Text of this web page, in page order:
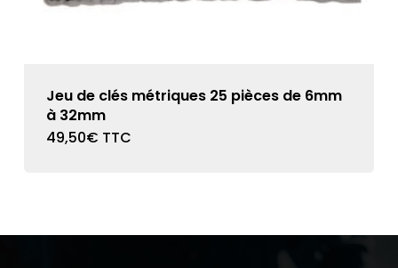
Jeu de clés métriques 25 pièces de 6mm
à 32mm
49,50€ TTC